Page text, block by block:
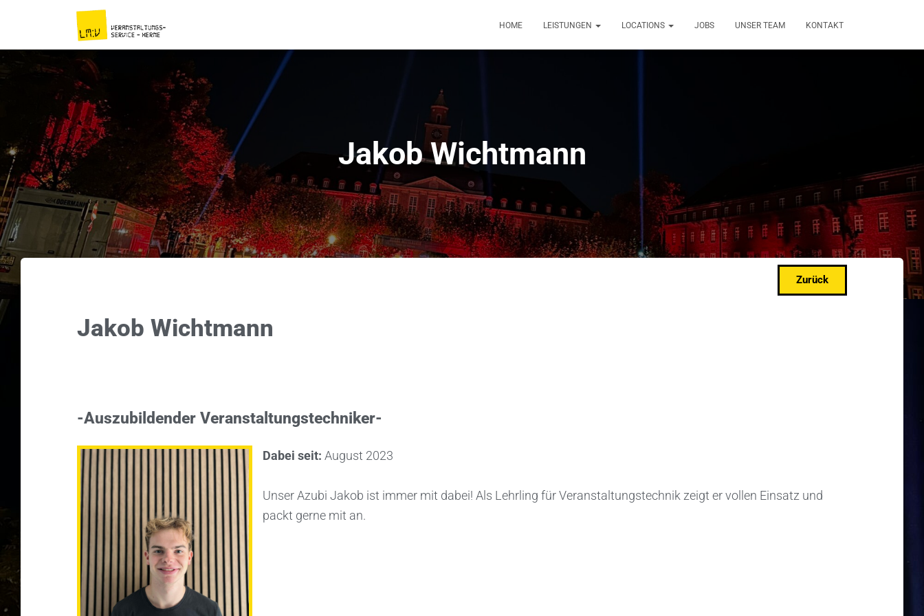
HOME LEISTUNGEN LOCATIONS JOBS UNSER TEAM KONTAKT
Jakob Wichtmann
Zurück
Jakob Wichtmann
-Auszubildender Veranstaltungstechniker-
Dabei seit: August 2023
Unser Azubi Jakob ist immer mit dabei! Als Lehrling für Veranstaltungstechnik zeigt er vollen Einsatz und
packt gerne mit an.